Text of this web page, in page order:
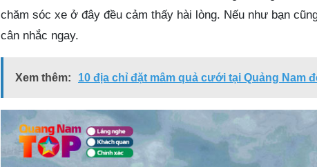
chăm sóc xe ở đây đều cảm thấy hài lòng. Nếu như bạn
cân nhắc ngay.
Xem thêm: 10 địa chỉ đặt mâm quả cưới tại Quảng Nam